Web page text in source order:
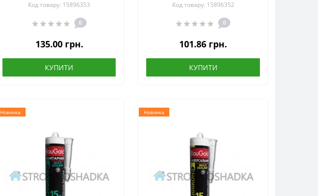
Код товару: 15896353
0
135.00 грн.
КУПИТИ
Код товару: 15896352
0
101.86 грн.
КУПИТИ
Новинка Новинка